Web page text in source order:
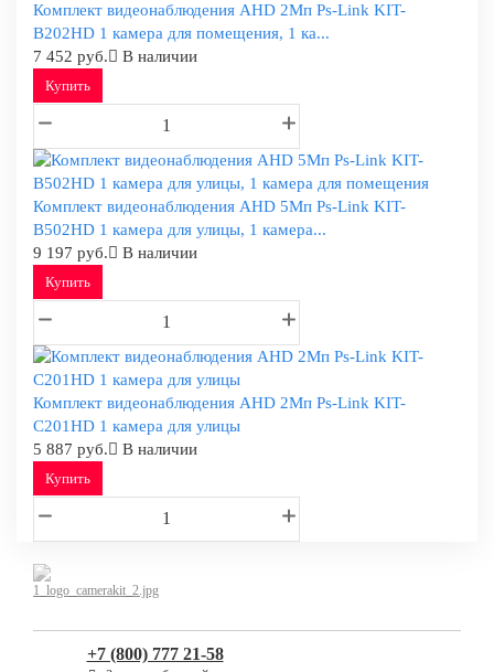
Комплект видеонаблюдения AHD 2Мп Ps-Link KIT-
B202HD 1 камера для помещения, 1 ка...
7 452 руб.
В наличии
Купить
Комплект видеонаблюдения AHD 5Мп Ps-Link KIT-
B502HD 1 камера для улицы, 1 камера...
9 197 руб.
В наличии
Купить
Комплект видеонаблюдения AHD 2Мп Ps-Link KIT-
C201HD 1 камера для улицы
5 887 руб.
В наличии
Купить
+7 (800) 777 21-58